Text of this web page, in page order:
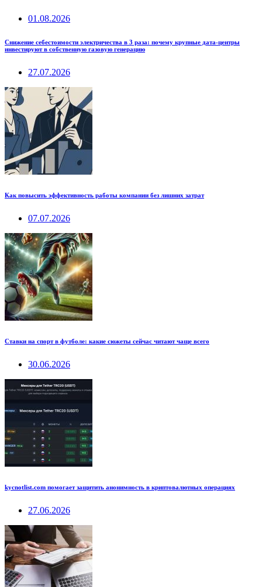
01.08.2026
Снижение себестоимости электричества в 3 раза: почему крупные дата-центры
инвестируют в собственную газовую генерацию
27.07.2026
Как повысить эффективность работы компании без лишних затрат
07.07.2026
Ставки на спорт в футболе: какие сюжеты сейчас читают чаще всего
30.06.2026
kycnotlist.com помогает защитить анонимность в криптовалютных операциях
27.06.2026